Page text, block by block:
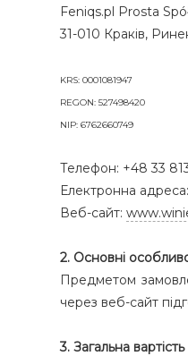
Feniqs.pl Prosta
31-010 Краків,
KRS: 0001081947
REGON: 527498420
NIP: 6762660749
Телефон: +48 33
Електронна
Веб-сайт:
2. Основні
Предметом
через веб-сайт
3. Загальна